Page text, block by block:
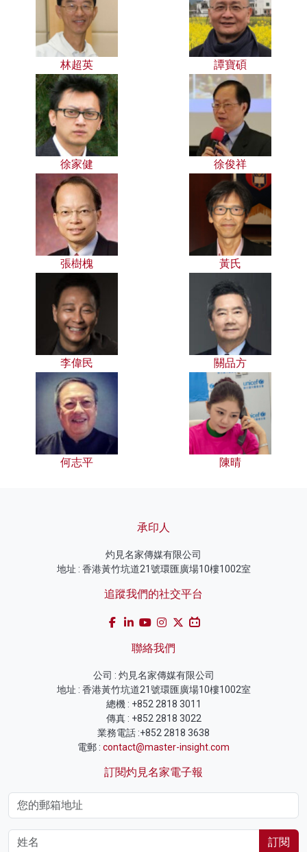
林超英 譚寶碩
徐家健 徐俊祥
張樹槐 黃氏
李偉民 關品方
何志平 陳晴
承印人
灼見名家傳媒有限公司
地址 : 香港黃竹坑道21號環匯廣場10樓1002室
追蹤我們的社交平台
聯絡我們
公司 : 灼見名家傳媒有限公司
地址 : 香港黃竹坑道21號環匯廣場10樓1002室
總機 : +852 2818 3011
傳真 : +852 2818 3022
業務電話 :+852 2818 3638
電郵 : contact@master-insight.com
訂閱灼見名家電子報
訂閱